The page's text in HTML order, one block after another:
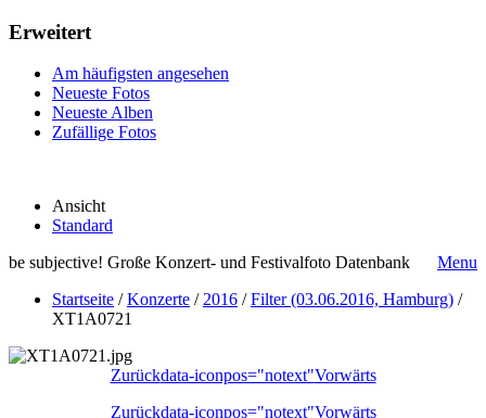
Erweitert
Am häufigsten angesehen
Neueste Fotos
Neueste Alben
Zufällige Fotos
Ansicht
Standard
be subjective! Große Konzert- und Festivalfoto Datenbank
Menu
Startseite /Konzerte / 2016 /Filter (03.06.2016, Hamburg) /
XT1A0721
Zurückdata-iconpos="notext"Vorwärts
Zurückdata-iconpos="notext"Vorwärts